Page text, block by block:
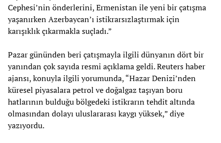
Cephesi’nin önderlerini, Ermenistan ile yeni bir çatışma
yaşanırken Azerbaycan’ı istikrarsızlaştırmak için
karışıklık çıkarmakla suçladı.”
Pazar gününden beri çatışmayla ilgili dünyanın dört bir
yanından çok sayıda resmi açıklama geldi. Reuters haber
ajansı, konuyla ilgili yorumunda, “Hazar Denizi’nden
küresel piyasalara petrol ve doğalgaz taşıyan boru
hatlarının bulduğu bölgedeki istikrarın tehdit altında
olmasından dolayı uluslararası kaygı yüksek,” diye
yazıyordu.